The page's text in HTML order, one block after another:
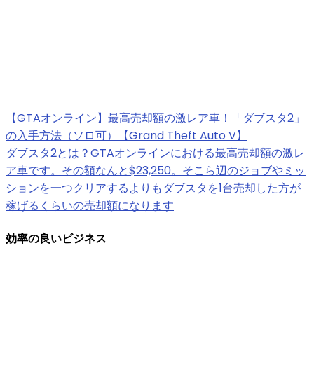
【GTAオンライン】最高売却額の激レア車！「ダブスタ2」
の入手方法（ソロ可）【Grand Theft Auto V】
ダブスタ2とは？GTAオンラインにおける最高売却額の激レ
ア車です。その額なんと$23,250。そこら辺のジョブやミッ
ションを一つクリアするよりもダブスタを1台売却した方が
稼げるくらいの売却額になります
効率の良いビジネス